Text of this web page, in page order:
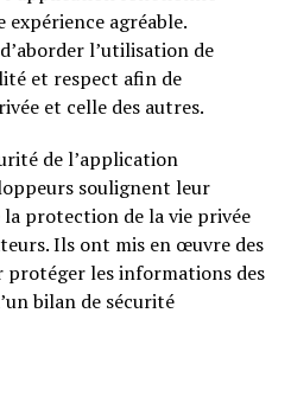
agréable.
l’utilisation de
et respect afin de
et celle des autres.
de l’application
soulignent leur
protection de la vie privée
Ils ont mis en œuvre des
protéger les informations des
bilan de sécurité